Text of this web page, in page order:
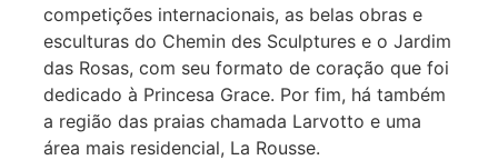
competições internacionais, as belas obras e
esculturas do Chemin des Sculptures e o Jardim
das Rosas, com seu formato de coração que foi
dedicado à Princesa Grace. Por fim, há também
a região das praias chamada Larvotto e uma
área mais residencial, La Rousse.